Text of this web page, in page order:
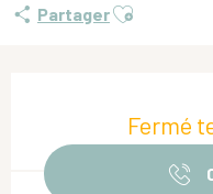
PartagerAjouter aux
Fermé